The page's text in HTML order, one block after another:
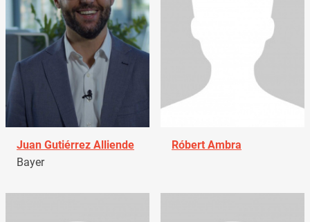
Juan Gutiérrez Alliende
Bayer
Róbert Ambra